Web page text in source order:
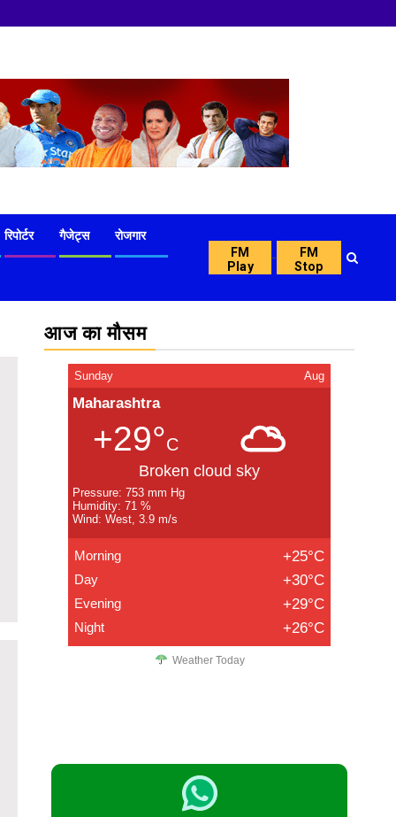
रिपोर्टर गैजेट्स रोजगार
FM
Play
-
FM
Stop
आज का मौसम
Sunday Aug
Maharashtra
+29°C
Broken cloud sky
Pressure: 753 mm Hg
Humidity: 71 %
Wind: West, 3.9 m/s
Morning +25°C
Day +30°C
Evening +29°C
Night +26°C
Weather Today